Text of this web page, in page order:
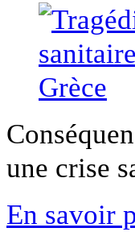
une crise
En savoir